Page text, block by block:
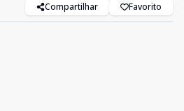
Compartilhar Favorito